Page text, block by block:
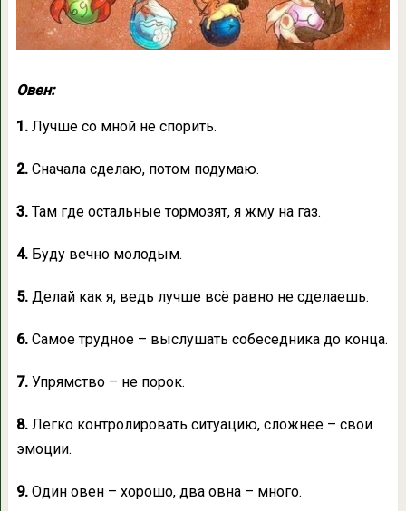
Овен:
1.Лучше со мной не спорить.
2.Сначала сделаю, потом подумаю.
3.Там где остальные тормозят, я жму на газ.
4.Буду вечно молодым.
5.Делай как я, ведь лучше всё равно не сделаешь.
6.Самое трудное – выслушать собеседника до конца.
7.Упрямство – не порок.
8.Легко контролировать ситуацию, сложнее – свои
эмоции.
9.Один овен – хорошо, два овна – много.